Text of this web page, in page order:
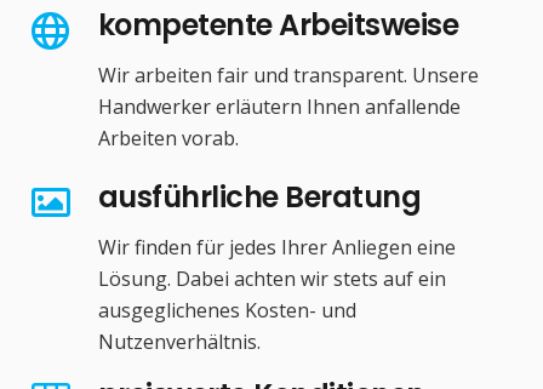
kompetente Arbeitsweise
Wir arbeiten fair und transparent. Unsere
Handwerker erläutern Ihnen anfallende
Arbeiten vorab.
ausführliche Beratung
Wir finden für jedes Ihrer Anliegen eine
Lösung. Dabei achten wir stets auf ein
ausgeglichenes Kosten- und
Nutzenverhältnis.